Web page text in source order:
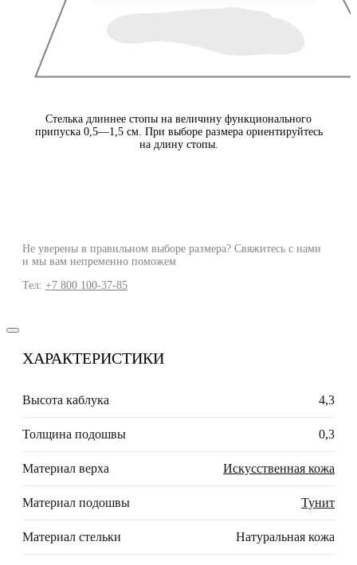
Стелька длиннее стопы на величину функционального
припуска 0,5—1,5 см. При выборе размера ориентируйтесь
на длину стопы.
Не уверены в правильном выборе размера? Свяжитесь с нами
и мы вам непременно поможем
Тел: +7 800 100-37-85
ХАРАКТЕРИСТИКИ
Высота каблука 4,3
Толщина подошвы 0,3
Материал верха Искусственная кожа
Материал подошвы Тунит
Материал стельки Натуральная кожа